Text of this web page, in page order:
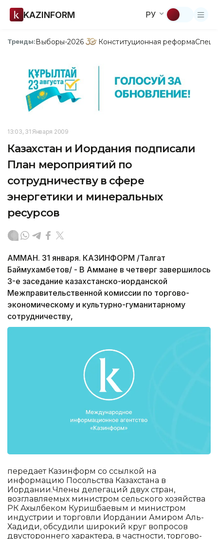
KAZINFORM РУ
Тренды:Выборы-2026 Конституционная реформа
13:03, 31 Января 2009
Казахстан и Иордания подписали
План мероприятий по
сотрудничеству в сфере
энергетики и минеральных
ресурсов
АММАН. 31 января. КАЗИНФОРМ /Талгат
Баймухамбетов/ - В Аммане в четверг завершилось
3-е заседание казахстанско-иорданской
Межправительственной комиссии по торгово-
экономическому и культурно-гуманитарному
сотрудничеству,
передает Казинформ со ссылкой на
информацию Посольства Казахстана в
Иордании.Члены делегаций двух стран,
возглавляемых министром сельского хозяйства
РК Ахылбеком Куришбаевым и министром
индустрии и торговли Иордании Амиром Аль-
Хадиди, обсудили широкий круг вопросов
двустороннего характера, в частности, торгово-